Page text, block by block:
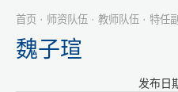
首页 · 师资队伍 · 教师队伍 · 特任
魏子瑄
发布日